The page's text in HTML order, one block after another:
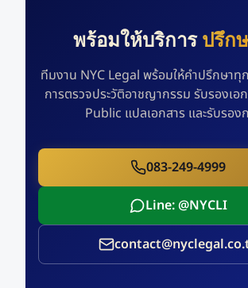
พร้อมให้บริการปรึก
ทีมงาน NYC Legal พร้อมให้คำปรึกษาทุ
การตรวจประวัติอาชญากรรม รับรองเ
Public แปลเอกสาร และรับรอง
083-249-4999
Line: @NYCLI